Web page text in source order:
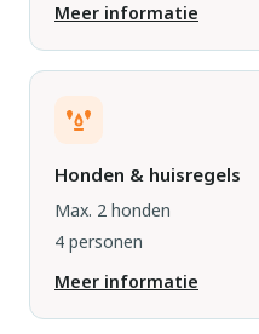
Meer informatie
Honden & huisregels
Max. 2 honden
4 personen
Meer informatie